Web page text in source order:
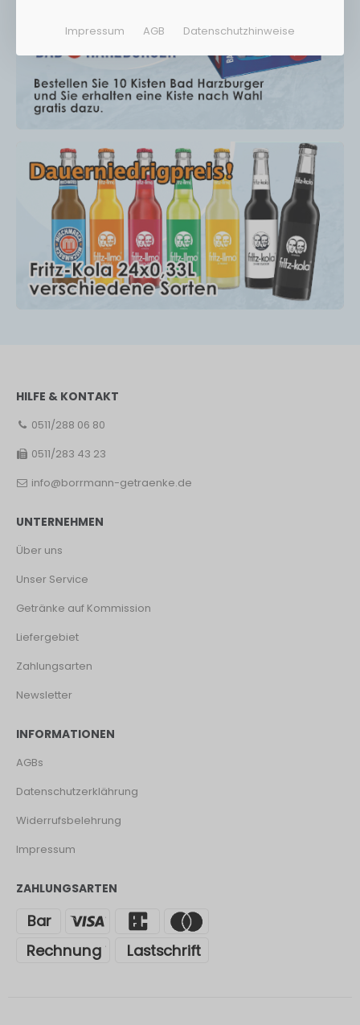
HILFE & KONTAKT
0511/288 06 80
0511/283 43 23
info@borrmann-getraenke.de
UNTERNEHMEN
Über uns
Unser Service
Getränke auf Kommission
Liefergebiet
Zahlungsarten
Newsletter
INFORMATIONEN
AGBs
Datenschutzerklährung
Widerrufsbelehrung
Impressum
ZAHLUNGSARTEN
Impressum AGB Datenschutzhinweise